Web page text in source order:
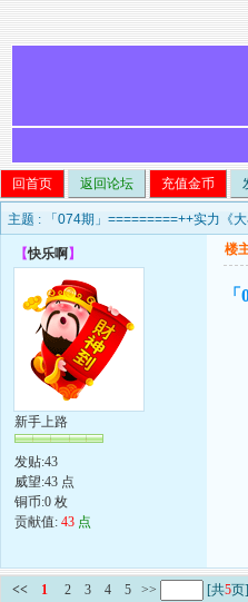
回首页 返回论坛 充值金币
主题 : 「074期」=========++实力《
【快乐啊】
新手上路
发贴:43
威望:43 点
铜币:0 枚
贡献值: 43 点
楼
<< 1 2 3 4 5 >> [共5页]